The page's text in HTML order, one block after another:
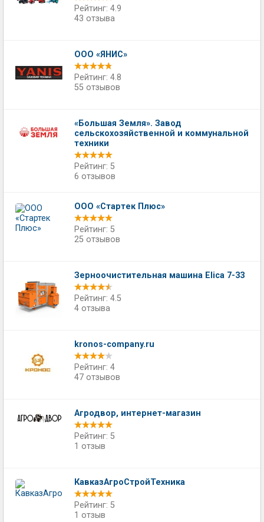
Рейтинг: 4.9
43 отзыва
ООО «ЯНИС»
Рейтинг: 4.8
55 отзывов
«Большая Земля». Завод
сельскохозяйственной и коммунальной
техники
Рейтинг: 5
6 отзывов
ООО «Стартек Плюс»
Рейтинг: 5
25 отзывов
Зерноочистительная машина Elica 7-33
Рейтинг: 4.5
4 отзыва
kronos-company.ru
Рейтинг: 4
47 отзывов
Агродвор, интернет-магазин
Рейтинг: 5
1 отзыв
КавказАгроСтройТехника
Рейтинг: 5
1 отзыв